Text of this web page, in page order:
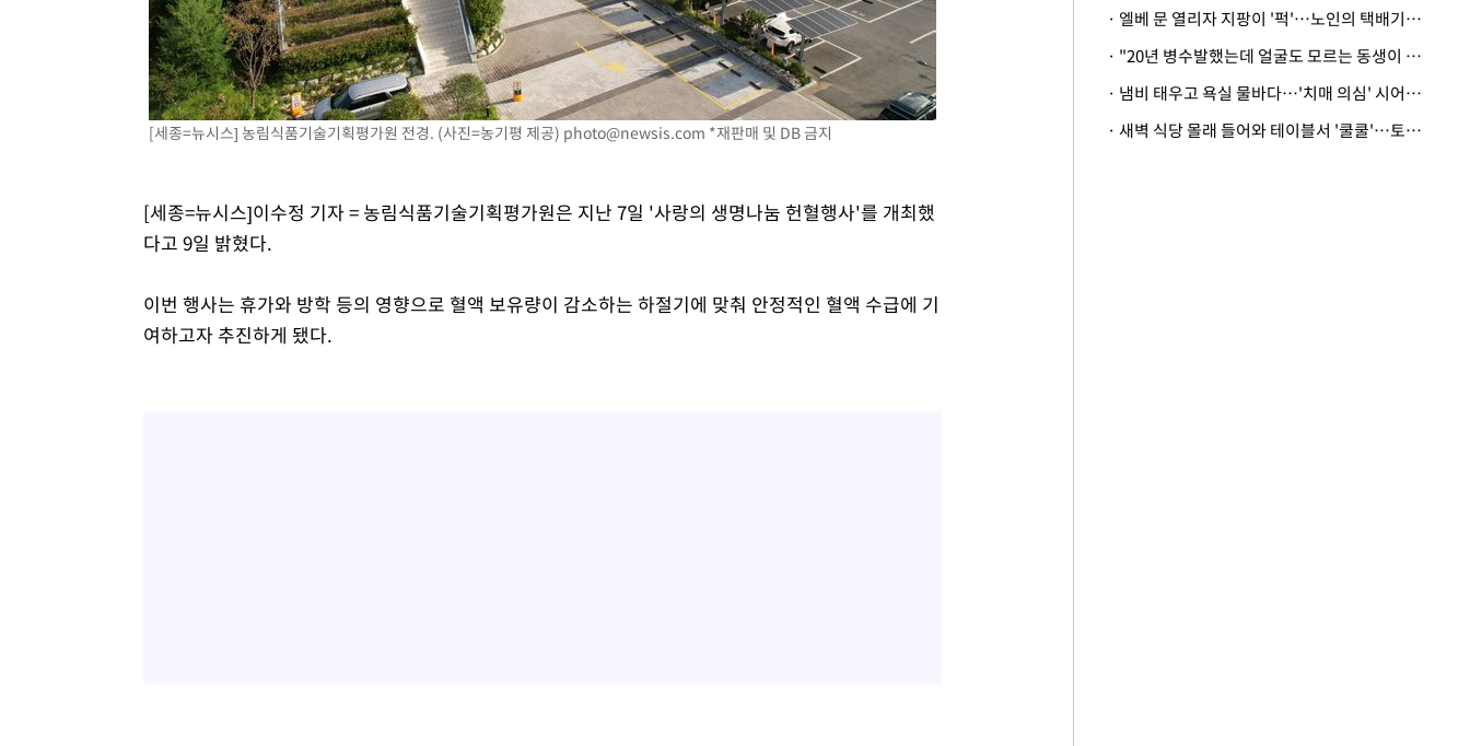
낮 최고 37도 찜통더위…곳곳 소나기·강원 많은 비[내일날씨]
SK하이닉스, 용인·청주 팹에 54조 투자…"AI 메모리 수요 선제 대응"
여자배구 이재영·이다영 자매, 아제르바이잔 투란VC 입단
외국인 심판 성 접대 7경기 들여다보니…한국 축구 '5승 2무'
[속보]코스닥, 2.86포인트(0.36%) 내린 798.81마감
[속보] 노원서 40.1도 관측…서울, 2018년 이후 첫 40도
[속보]종합특검, '계엄 수용공간 확보' 신용해 前교정본부장 기소
11시간 압수수색에 성접대 파문까지…'쑥대밭' 된 축구협회
[속보]규제합리화위원회 부위원장에 김태유 서울대 공대 교수…이병태
[세종=뉴시스] 농림식품기술기획평가원 전경. (사진=농기평 제공) photo@newsis.com *재판매 및 DB 금지
[세종=뉴시스]이수정 기자 = 농림식품기술기획평가원은 지난 7일 '사랑의 생명나눔 헌혈행사'를 개최했
다고 9일 밝혔다.
이번 행사는 휴가와 방학 등의 영향으로 혈액 보유량이 감소하는 하절기에 맞춰 안정적인 혈액 수급에 기
여하고자 추진하게 됐다.
· 엘베 문 열리자 지팡이 '퍽'…노인의 택배기사 폭행 이유
· "20년 병수발했는데 얼굴도 모르는 동생이 유산 절반을"…배다른 형제 상속권 있을까
· 냄비 태우고 욕실 물바다…'치매 의심' 시어머니 검사 권유했다가 '날벼락'
· 새벽 식당 몰래 들어와 테이블서 '쿨쿨'…토사물 남기고 사라진 남성